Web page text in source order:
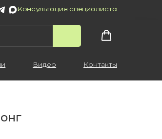
Консультация специалиста
Видео Контакты